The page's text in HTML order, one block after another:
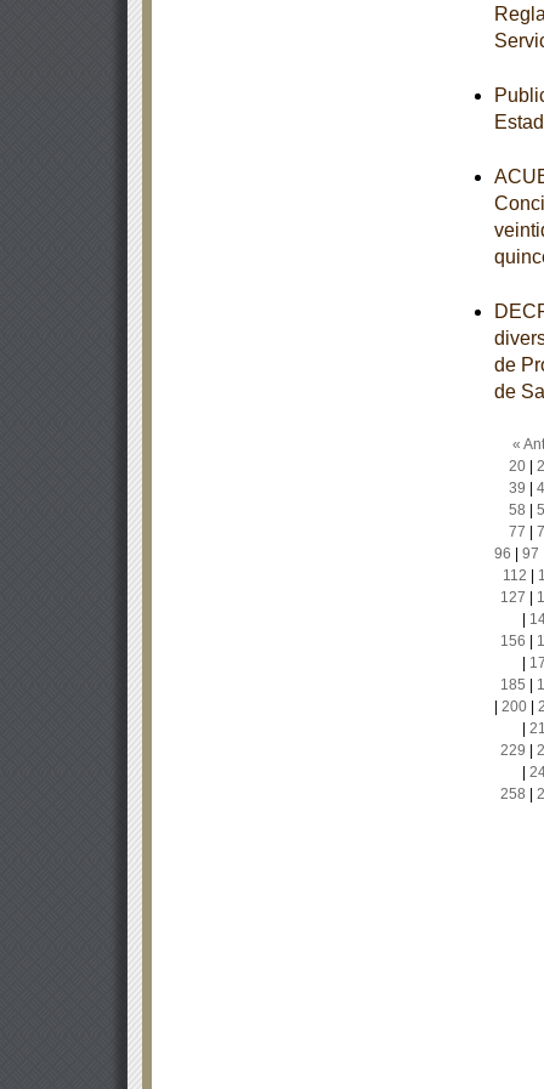
de
de
«
20|
39
58
77
96
97
112
127
156
185
200|
229
258